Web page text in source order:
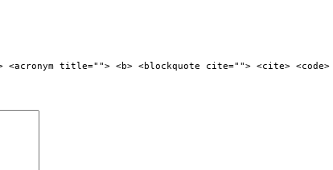
title=""> <b> <blockquote cite=""> <cite> <code>